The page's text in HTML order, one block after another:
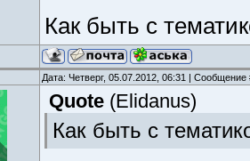
Хрена с два. Мэв и
Quote
вода - свет
Наги - магия
Quote
Как быть с
Дата: Четверг, 05.07.2012, 06:31 |
Quote (Elidanus)
Как быть с